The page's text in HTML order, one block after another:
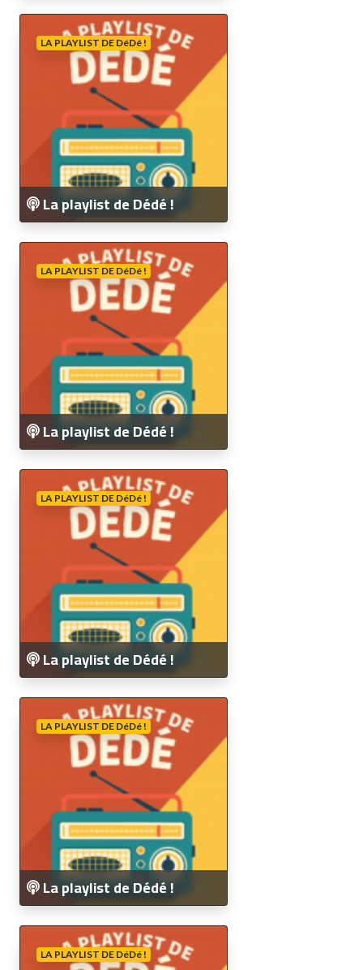
LA PLAYLIST DE DéDé !
La playlist de Dédé !
LA PLAYLIST DE DéDé !
La playlist de Dédé !
LA PLAYLIST DE DéDé !
La playlist de Dédé !
LA PLAYLIST DE DéDé !
La playlist de Dédé !
LA PLAYLIST DE DéDé !